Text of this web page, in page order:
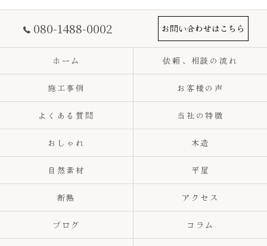
080-1488-0002 お問い合わせはこちら
ホーム 依頼、相談の流れ
施工事例 お客様の声
よくある質問 当社の特徴
おしゃれ 木造
自然素材 平屋
断熱 アクセス
ブログ コラム